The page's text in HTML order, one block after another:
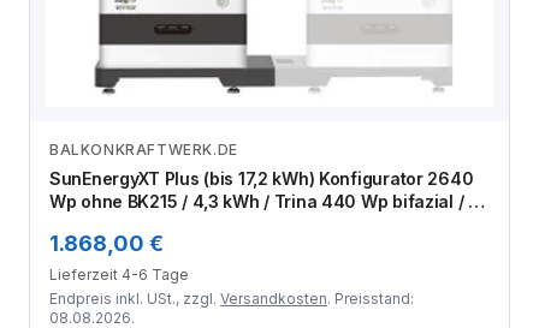
Zum Angebot
BALKONKRAFTWERK.DE
SunEnergyXT Plus (bis 17,2 kWh) Konfigurator 2640
Wp ohne BK215 / 4,3 kWh / Trina 440 Wp bifazial / 6
1.868,00 €
Lieferzeit 4-6 Tage
Endpreis inkl. USt., zzgl. Versandkosten. Preisstand:
08.08.2026.